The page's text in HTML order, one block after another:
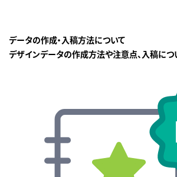
データの作成・入稿方法について
デザインデータの作成方法や注意点、入稿につ